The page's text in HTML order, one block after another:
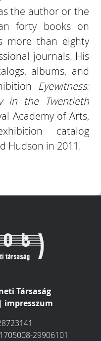
the author or the
forty books on
more than eighty
journals. His
albums, and
Eyewitness:
in the Twentieth
Academy of Arts,
catalog
Hudson in 2011.
Társaság
| impresszum
29906101